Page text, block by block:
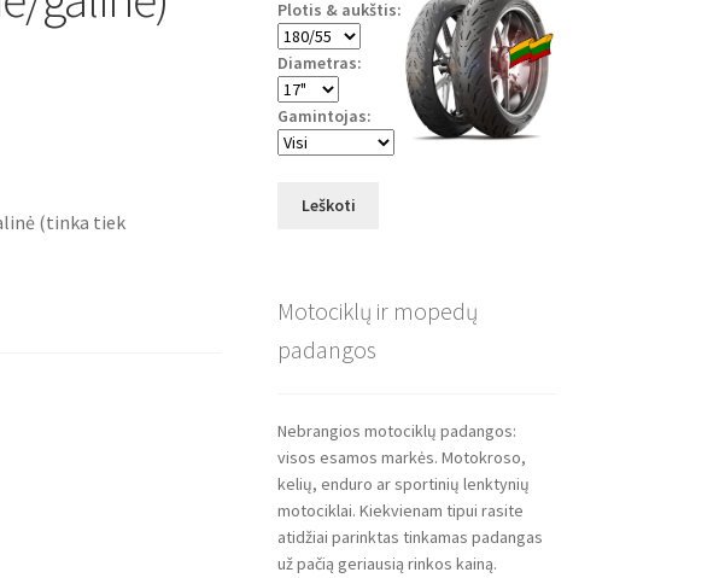
(tinka tiek
Plotis & aukštis:
Diametras:
Gamintojas:
Leškoti
Motociklų ir mopedų
padangos
Nebrangios motociklų padangos:
visos esamos markės. Motokroso,
kelių, enduro ar sportinių lenktynių
motociklai. Kiekvienam tipui rasite
atidžiai parinktas tinkamas padangas
už pačią geriausią rinkos kainą.